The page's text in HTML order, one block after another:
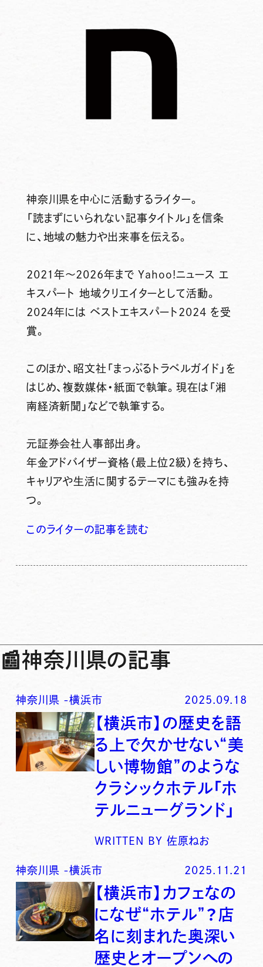
神奈川県を中心に活動するライター。
「読まずにいられない記事タイトル」を信条
に、地域の魅力や出来事を伝える。
2021年～2026年まで Yahoo!ニュース エ
キスパート 地域クリエイターとして活動。
2024年には ベストエキスパート2024 を受
賞。
このほか、昭文社「まっぷるトラベルガイド」を
はじめ、複数媒体・紙面で執筆。現在は「湘
南経済新聞」などで執筆する。
元証券会社人事部出身。
年金アドバイザー資格（最上位2級）を持ち、
キャリアや生活に関するテーマにも強みを持
つ。
このライターの記事を読む
📰神奈川県の記事
神奈川県 -横浜市 2025.09.18
【横浜市】の歴史を語
る上で欠かせない“美
しい博物館”のような
クラシックホテル「ホ
テルニューグランド」
WRITTEN BY 佐原ねお
神奈川県 -横浜市 2025.11.21
【横浜市】カフェなの
になぜ“ホテル”？店
名に刻まれた奥深い
歴史とオープンへの